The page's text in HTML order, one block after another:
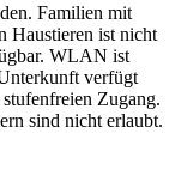
Familien mit
Haustieren ist nicht
WLAN ist
verfügt
Zugang.
sind nicht erlaubt.